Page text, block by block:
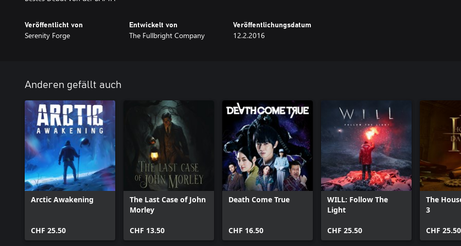
Veröffentlicht von
Serenity Forge
Entwickelt von
The Fullbright Company
Veröffentlichungsdatum
12.2.2016
Anderen gefällt auch
Arctic Awakening
CHF 25.50
The Last Case of John
Morley
CHF 13.50
Death Come True
CHF 16.50
WILL: Follow The
Light
CHF 25.50
The
3
CHF 25.50